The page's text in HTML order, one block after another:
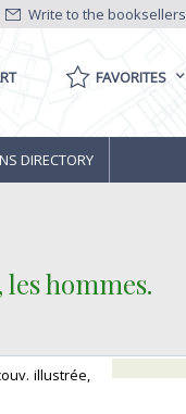
Write to the booksellers
FAVORITES
DIRECTORY
hommes.‎
illustrée,